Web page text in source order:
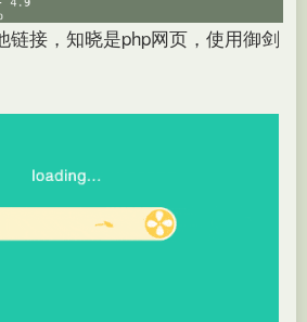
接，知晓是php网页，使用御剑